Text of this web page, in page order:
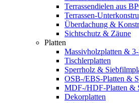
Terrassendielen aus
Terrassen-
Überdachung &
Sichtschutz & Zäune
Platten
Massivholzplatten &
Tischlerplatten
Sperrholz &
OSB-/EBS-Platten &
MDF-/HDF-Platten &
Dekorplatten